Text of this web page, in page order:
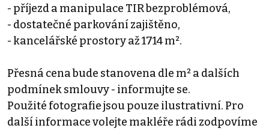
- příjezd a manipulace TIR bezproblémová,
- dostatečné parkování zajištěno,
- kancelářské prostory až 1714 m².
Přesná cena bude stanovena dle m² a dalších
podmínek smlouvy - informujte se.
Použité fotografie jsou pouze ilustrativní. Pro
další informace volejte makléře rádi zodpovíme